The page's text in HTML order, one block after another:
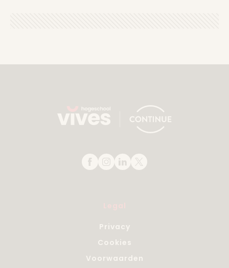
Privacy
Cookies
Voorwaarden